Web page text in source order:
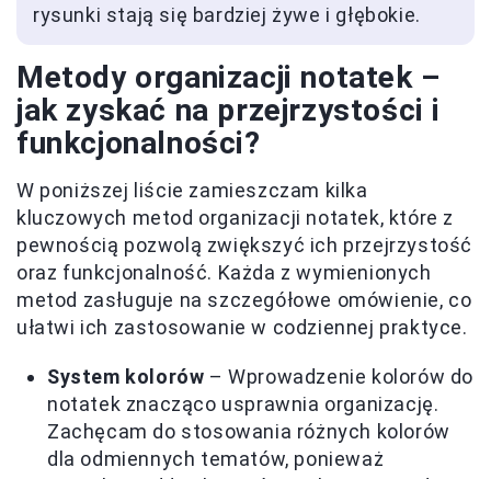
rysunki stają się bardziej żywe i głębokie.
Metody organizacji notatek –
jak zyskać na przejrzystości i
funkcjonalności?
W poniższej liście zamieszczam kilka
kluczowych metod organizacji notatek, które z
pewnością pozwolą zwiększyć ich przejrzystość
oraz funkcjonalność. Każda z wymienionych
metod zasługuje na szczegółowe omówienie, co
ułatwi ich zastosowanie w codziennej praktyce.
System kolorów – Wprowadzenie kolorów do
notatek znacząco usprawnia organizację.
Zachęcam do stosowania różnych kolorów
dla odmiennych tematów, ponieważ